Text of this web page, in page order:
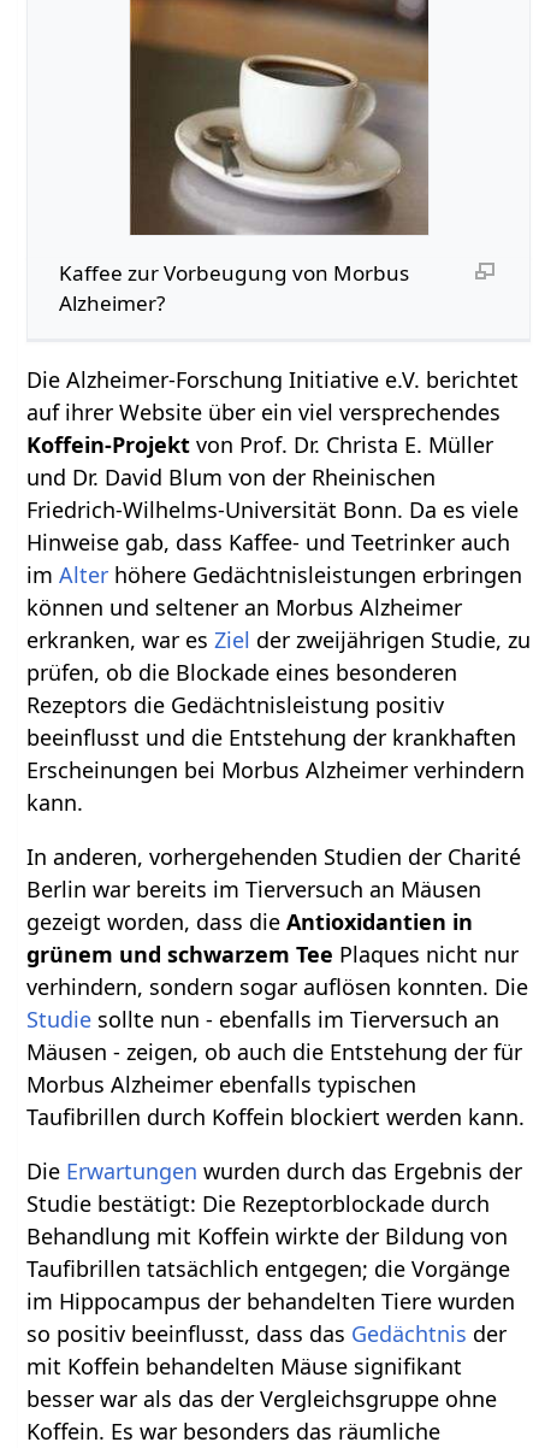
Kaffee zur Vorbeugung von Morbus
Alzheimer?
Die Alzheimer-Forschung Initiative e.V. berichtet
auf ihrer Website über ein viel versprechendes
Koffein-Projekt von Prof. Dr. Christa E. Müller
und Dr. David Blum von der Rheinischen
Friedrich-Wilhelms-Universität Bonn. Da es viele
Hinweise gab, dass Kaffee- und Teetrinker auch
imAlter höhere Gedächtnisleistungen erbringen
können und seltener an Morbus Alzheimer
erkranken, war esZiel der zweijährigen Studie, zu
prüfen, ob die Blockade eines besonderen
Rezeptors die Gedächtnisleistung positiv
beeinflusst und die Entstehung der krankhaften
Erscheinungen bei Morbus Alzheimer verhindern
kann.
In anderen, vorhergehenden Studien der Charité
Berlin war bereits im Tierversuch an Mäusen
gezeigt worden, dass dieAntioxidantien in
grünem und schwarzem Tee Plaques nicht nur
verhindern, sondern sogar auflösen konnten. Die
Studie sollte nun - ebenfalls im Tierversuch an
Mäusen - zeigen, ob auch die Entstehung der für
Morbus Alzheimer ebenfalls typischen
Taufibrillen durch Koffein blockiert werden kann.
Die Erwartungen wurden durch das Ergebnis der
Studie bestätigt: Die Rezeptorblockade durch
Behandlung mit Koffein wirkte der Bildung von
Taufibrillen tatsächlich entgegen; die Vorgänge
im Hippocampus der behandelten Tiere wurden
so positiv beeinflusst, dass das Gedächtnis der
mit Koffein behandelten Mäuse signifikant
besser war als das der Vergleichsgruppe ohne
Koffein. Es war besonders das räumliche